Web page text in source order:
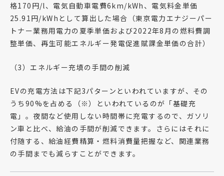
格170円/l、電気自動車電費6km/kWh、電気料金単価
25.91円/kWhとして算出した場合（東京電力エナジーパー
トナー業務用電力の夏季単価および2022年8月の燃料費調
整単価、再生可能エネルギー発電促進賦課金単価の合計）
（3）エネルギー充填の手間の削減
EVの充電方法は下記3パターンといわれていますが、その
うち90%を占める（※）といわれているのが「基礎充
電」。夜間など使用しない時間帯に充電するので、ガソリ
ン車と比べ、給油の手間が削減できます。さらにはそれに
付随する、給油経費精算・燃料消費量把握など、関連業務
の手間までも減らすことができます。